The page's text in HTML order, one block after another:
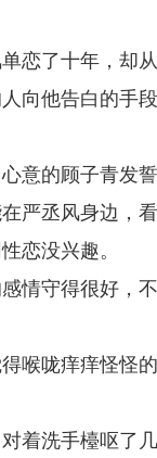
恋了十年，却
向他告白的手
意的顾子青发
严丞风身边，
恋没兴趣。
情守得很好，
喉咙痒痒怪怪
着洗手檯呕了几